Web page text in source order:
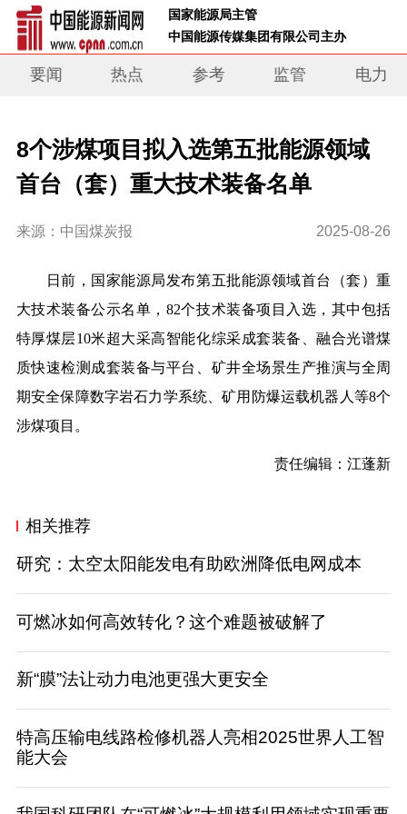
国家能源局主管
中国能源传媒集团有限公司主办
要闻 热点 参考 监管 电力
8个涉煤项目拟入选第五批能源领域
首台（套）重大技术装备名单
来源：中国煤炭报 2025-08-26
日前，国家能源局发布第五批能源领域首台（套）重
大技术装备公示名单，82个技术装备项目入选，其中包括
特厚煤层10米超大采高智能化综采成套装备、融合光谱煤
质快速检测成套装备与平台、矿井全场景生产推演与全周
期安全保障数字岩石力学系统、矿用防爆运载机器人等8个
涉煤项目。
责任编辑：江蓬新
相关推荐
研究：太空太阳能发电有助欧洲降低电网成本
可燃冰如何高效转化？这个难题被破解了
新“膜”法让动力电池更强大更安全
特高压输电线路检修机器人亮相2025世界人工智
能大会